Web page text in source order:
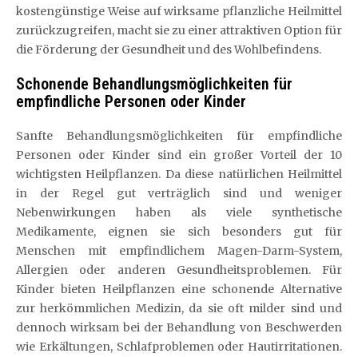
kostengünstige Weise auf wirksame pflanzliche Heilmittel
zurückzugreifen, macht sie zu einer attraktiven Option für
die Förderung der Gesundheit und des Wohlbefindens.
Schonende Behandlungsmöglichkeiten für
empfindliche Personen oder Kinder
Sanfte Behandlungsmöglichkeiten für empfindliche
Personen oder Kinder sind ein großer Vorteil der 10
wichtigsten Heilpflanzen. Da diese natürlichen Heilmittel
in der Regel gut verträglich sind und weniger
Nebenwirkungen haben als viele synthetische
Medikamente, eignen sie sich besonders gut für
Menschen mit empfindlichem Magen-Darm-System,
Allergien oder anderen Gesundheitsproblemen. Für
Kinder bieten Heilpflanzen eine schonende Alternative
zur herkömmlichen Medizin, da sie oft milder sind und
dennoch wirksam bei der Behandlung von Beschwerden
wie Erkältungen, Schlafproblemen oder Hautirritationen.